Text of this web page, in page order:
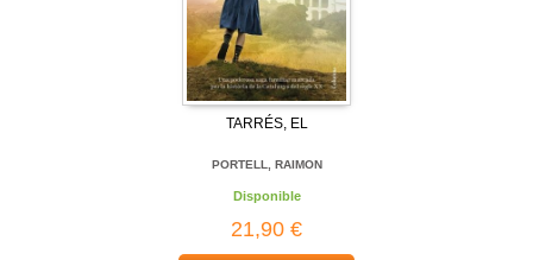
TARRÉS, EL
PORTELL, RAIMON
Disponible
21,90 €